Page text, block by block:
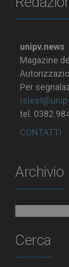
unipv.news
Magazine
Per
tel.
CONTATTI
Archivio
Cerca